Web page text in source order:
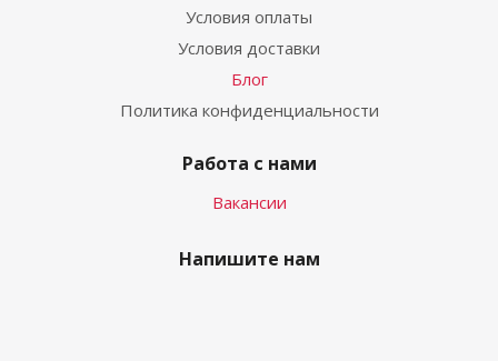
Условия оплаты
Условия доставки
Блог
Политика конфиденциальности
Работа с нами
Вакансии
Напишите нам